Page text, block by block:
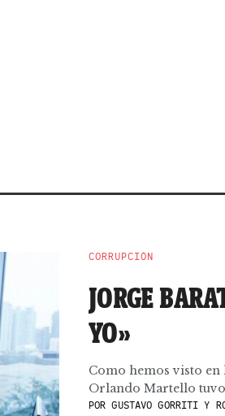
CORRUPCIÓN
JORGE
YO»
Como hemos visto
Orlando Martello
POR GUSTAVO GORRITI Y